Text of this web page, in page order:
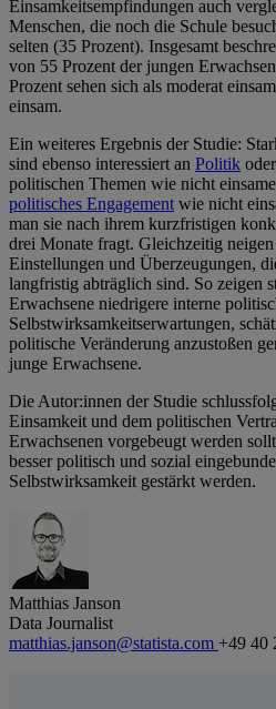
Einsamkeitsempfindungen auch
Menschen, die noch die Schule
selten (35 Prozent). Insgesamt
von 55 Prozent der jungen
Prozent sehen sich als moderat
einsam.
Ein weiteres Ergebnis der Studie:
sind ebenso interessiert an Politik
politischen Themen wie nicht
politisches Engagementwie nicht
man sie nach ihrem kurzfristigen
drei Monate fragt. Gleichzeitig
Einstellungen und Überzeugungen,
langfristig abträglich sind. So zeigen
Erwachsene niedrigere interne
Selbstwirksamkeitserwartungen,
politische Veränderung anzustoßen
junge Erwachsene.
Die Autor:innen der Studie
Einsamkeit und dem politischen
Erwachsenen vorgebeugt werden
besser politisch und sozial
Selbstwirksamkeit gestärkt werden.
Matthias Janson
Data Journalist
matthias.janson@statista.com +49 40